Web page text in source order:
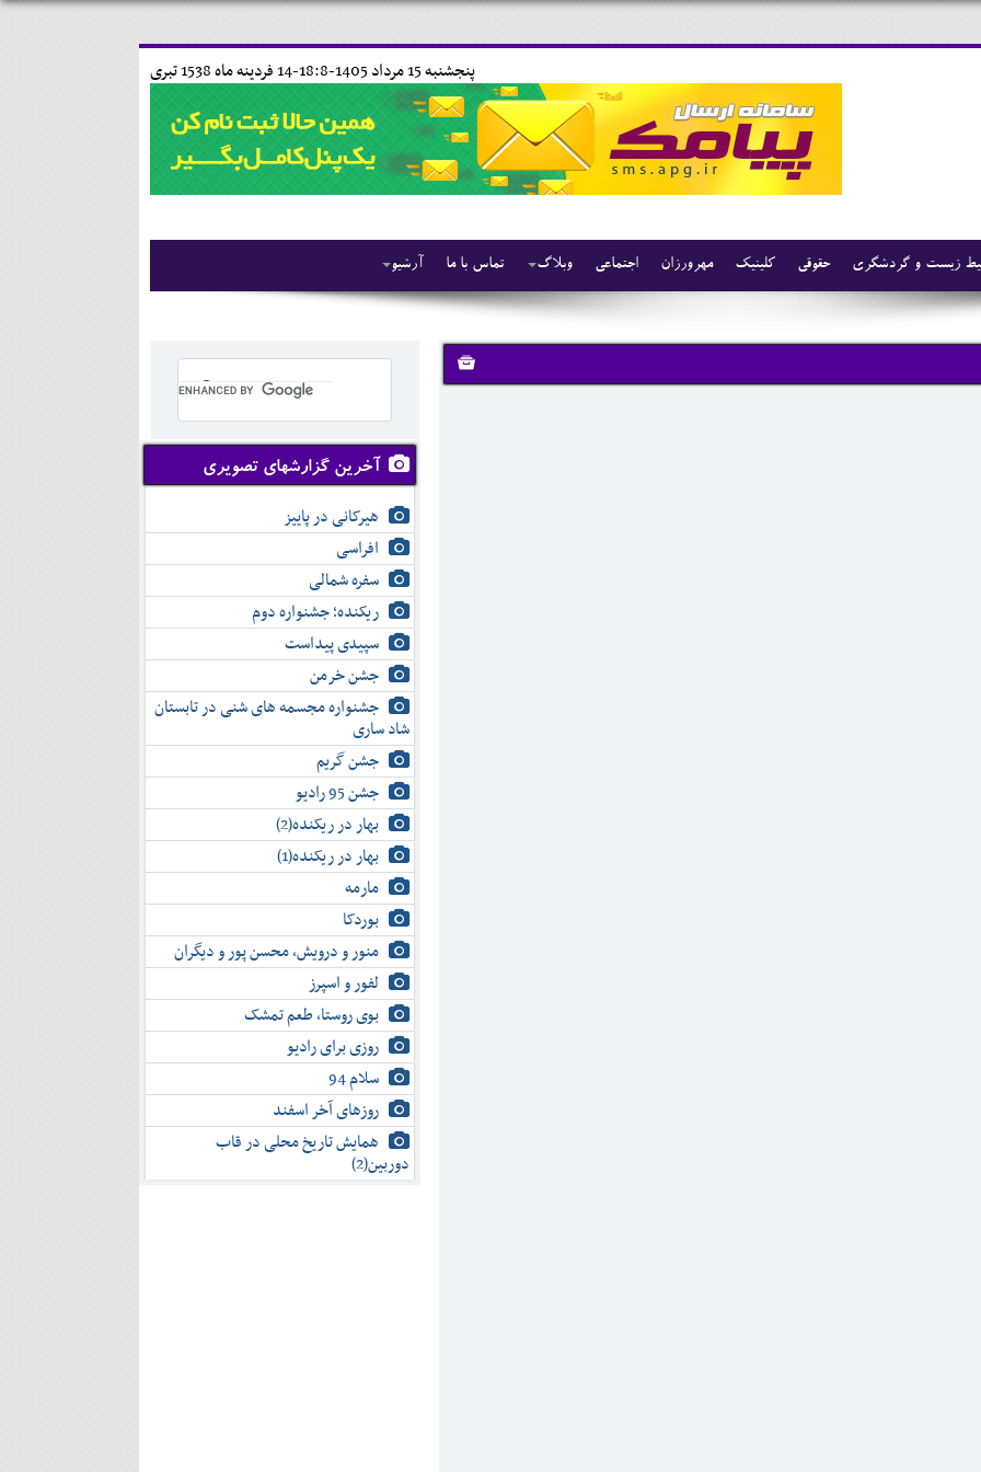
14 فردينه ماه 1538 تبری پنجشنبه 15 مرداد 1405-18:8-
آرشیو تماس با ما وبلاگ اجتماعی مهرورزان کلینیک حقوقی زیست و گردشگری
آخرین گزارشهای تصویری
هیرکانی در پاییز
افراسی
سفره شمالی
ریکنده؛ جشنواره دوم
سپیدی پیداست
جشن خرمن
جشنواره مجسمه های شنی در تابستان
شاد ساری
جشن گریم
جشن 95 رادیو
بهار در ریکنده(2)
بهار در ریکنده(1)
مارمه
بوردکا
منور و درویش، محسن پور و دیگران
لفور و اسپرز
بوی روستا، طعم تمشک
روزی برای رادیو
سلام 94
روزهای آخر اسفند
همایش تاریخ محلی در قاب
دوربین(2)